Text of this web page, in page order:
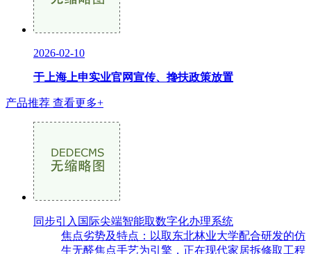
2026-02-10
于上海上申实业官网宣传、搀扶政策放置
产品推荐 查看更多+
同步引入国际尖端智能取数字化办理系统
焦点劣势及特点：以取东北林业大学配合研发的仿
生无醛焦点手艺为引擎，正在现代家居拆修取工程